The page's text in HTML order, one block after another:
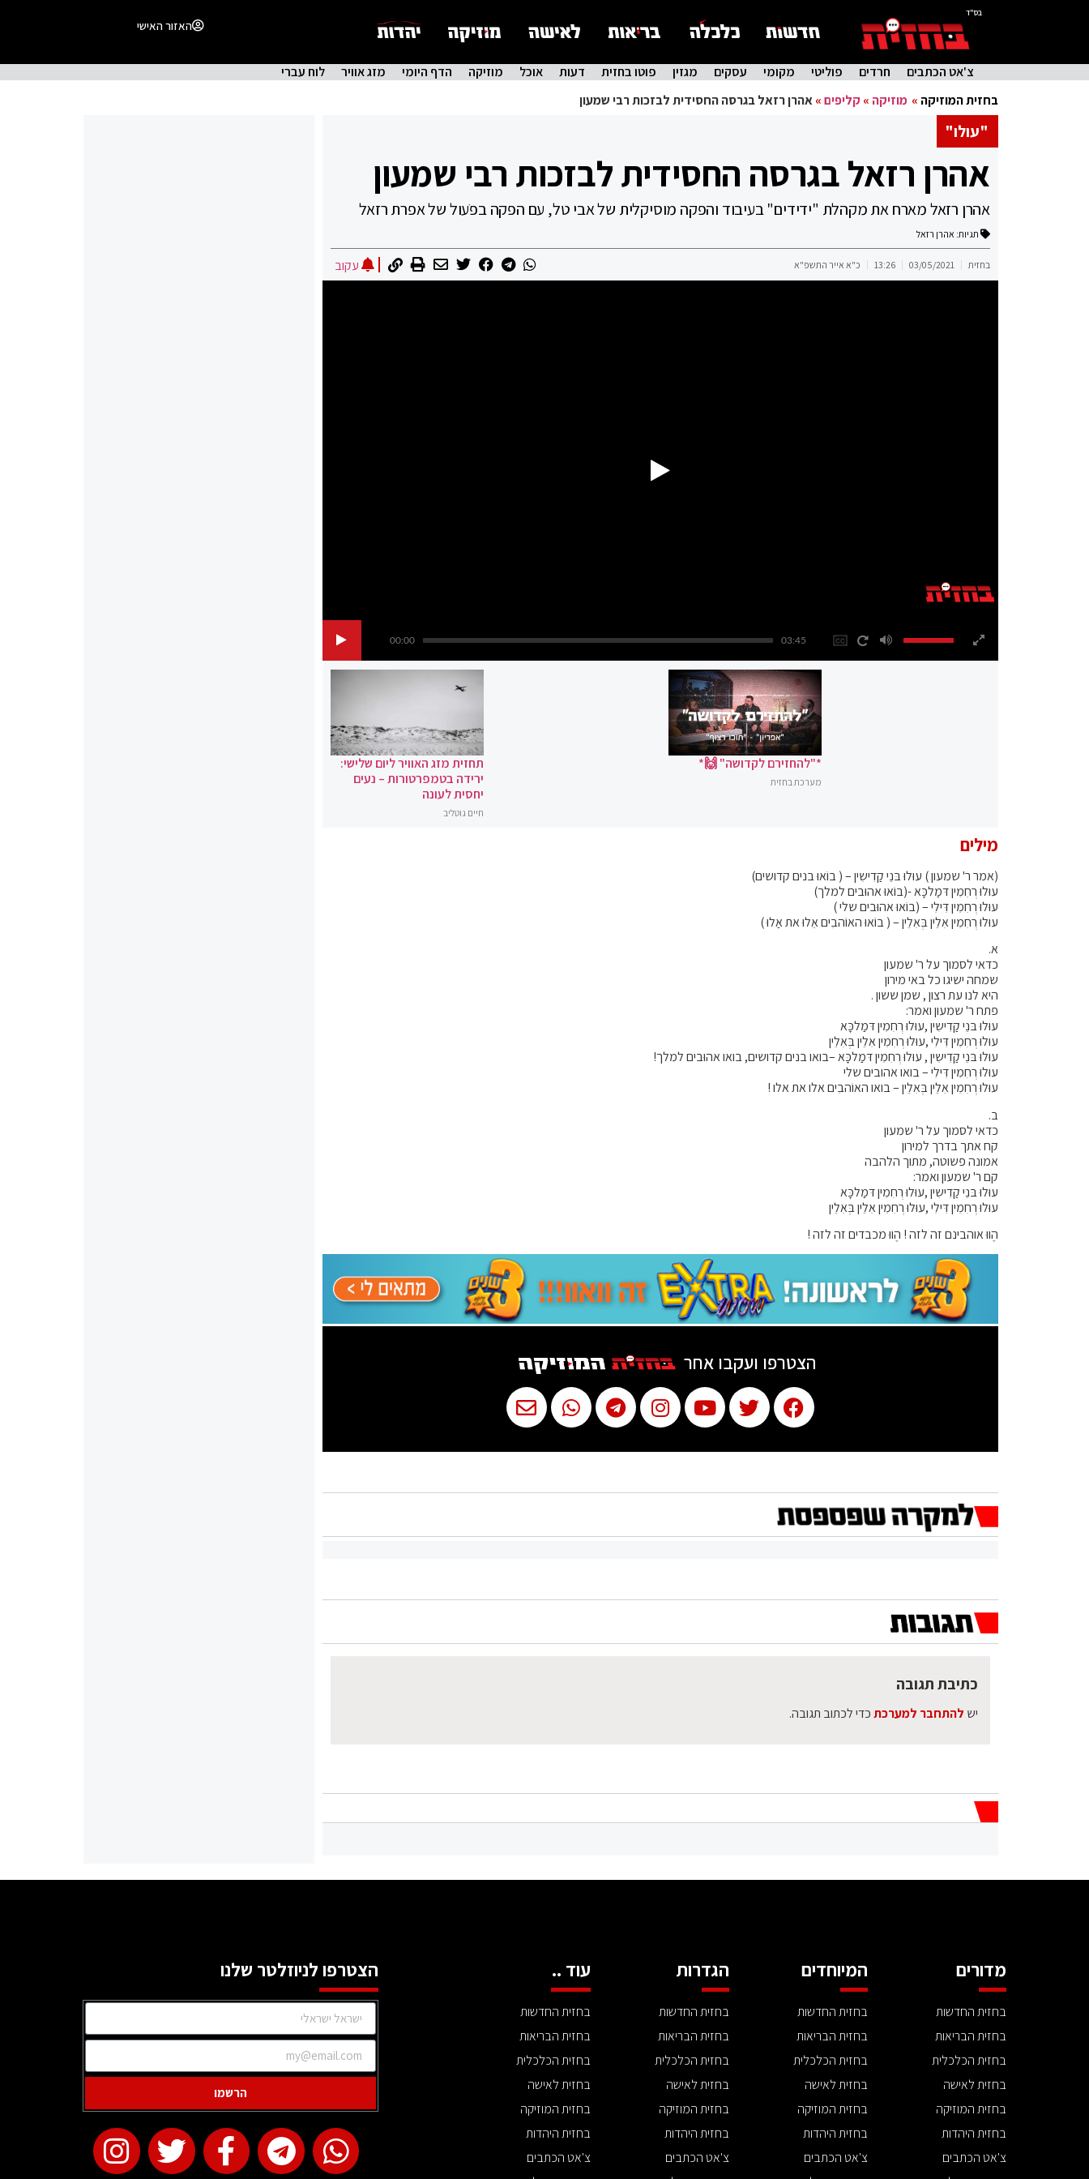
בס"ד
האזור האישי
צ'אט הכתבים חרדים פוליטי מקומי עסקים מגזין פוטו בחזית דעות אוכל מוזיקה הדף היומי מזג אוויר
לוח עברי
בחזית המוזיקה » מוזיקה » קליפים»אהרן רזאל בגרסה החסידית לבזכות רבי שמעון
"עולו"
אהרן רזאל בגרסה החסידית לבזכות רבי שמעון
אהרן רזאל מארח את מקהלת "ידידים" בעיבוד והפקה מוסיקלית של אבי טל, עם הפקה בפֹעול של אפרת רזאל
תגיות: אהרן רזאל
בחזית 03/05/2021
13:26 כ"א אייר התשפ"א עקוב
00:00 03:45
*"להחזירם לקדושה" 🙌*
מערכת בחזית
תחזית מזג האוויר ליום שלישי:
ירידה בטמפרטורות – נעים
יחסית לעונה
חיים גוטליב
מילים
(אמר ר' שמעון ) עוּלוּ בּנֵי קַדִישִין – ( בוֹאוּ בנים קדושים)
עוּלוּ רְחִמִין דּמַלכָּא -(בוֹאוּ אהוּבים למלך)
עוּלוּ רְחִמִין דִּילִי – (בוֹאוּ אהוּבים שלי )
עוּלוּ רְחִמִין אִלֵין בְּאִלֵין – ( בוֹאוּ האוֹהבִים אֵלוּ את אַלוּ )
א.
כדאי לסמוך על ר' שמעון
שמחה ישיגו כל באי מירון
היא לנו עת רצון , שמן ששון .
פתח ר' שמעון ואמר:
עוּלוּ בּנֵי קַדִישִין ,עוּלוּ רְחִמִין דּמַלכָּא
עוּלוּ רְחִמִין דִּילִי ,עוּלוּ רְחִמִין אִלֵין בְּאִלֵין
עוּלוּ בּנֵי קַדִישִין , עוּלוּ רְחִמִין דּמַלכָּא –בואו בנים קדושים, בואו אהוּבים למלך!
עוּלוּ רְחִמִין דִּילִי – בואו אהובים שלי
עוּלוּ רְחִמִין אִלֵין בְּאִלֵין – בואו האוֹהבִים אלו את אלו !
ב.
כדאי לסמוך על ר' שמעון
קח אתך בדרך למירון
אמונה פשוטה, מתוך הלהבה
קם ר' שמעון ואמר:
עוּלוּ בּנֵי קַדִישִין ,עוּלוּ רְחִמִין דּמַלכָּא
עוּלוּ רְחִמִין דִּילִי ,עוּלוּ רְחִמִין אִלֵין בְּאִלֵין
הֶווּ אוהבינם זה לזה ! הֶווּ מכבדים זה לזה !
הצטרפו ועקבו אחר
כתיבת תגובה
יש להתחבר למערכתכדי לכתוב תגובה.
מדורים
בחזית החדשות
בחזית הבריאות
בחזית הכלכלית
בחזית לאישה
בחזית המוזיקה
בחזית היהדות
צ'אט הכתבים
המיוחדים
בחזית החדשות
בחזית הבריאות
בחזית הכלכלית
בחזית לאישה
בחזית המוזיקה
בחזית היהדות
צ'אט הכתבים
הגדרות
בחזית החדשות
בחזית הבריאות
בחזית הכלכלית
בחזית לאישה
בחזית המוזיקה
בחזית היהדות
צ'אט הכתבים
עוד ..
בחזית החדשות
בחזית הבריאות
בחזית הכלכלית
בחזית לאישה
בחזית המוזיקה
בחזית היהדות
צ'אט הכתבים
הצטרפו לניוזלטר שלנו
הרשמו